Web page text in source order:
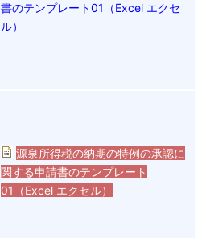
書のテンプレート01（Excel エクセ
ル）
源泉所得税の納期の特例の承認に
関する申請書のテンプレート
01（Excel エクセル）